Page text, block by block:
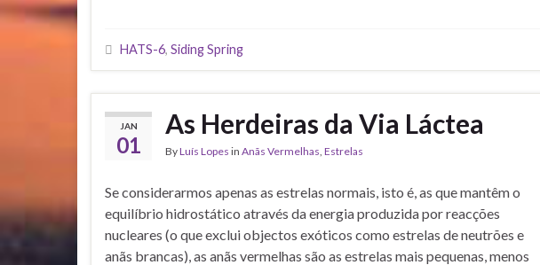
HATS-6, Siding Spring
JAN
01
As Herdeiras da Via Láctea
ByLuís Lopes in Anãs Vermelhas, Estrelas
Se considerarmos apenas as estrelas normais, isto é, as que mantêm o
equilíbrio hidrostático através da energia produzida por reacções
nucleares (o que exclui objectos exóticos como estrelas de neutrões e
anãs brancas), as anãs vermelhas são as estrelas mais pequenas, menos